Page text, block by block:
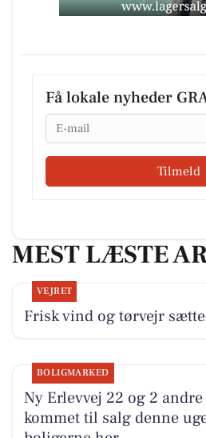
Få lokale nyheder
Email
Tilmeld
MEST LÆSTE
VEJRET
Frisk vind og tørvejr
BOLIGMARKED
Ny Erlevvej 22 og 2
kommet til salg denne